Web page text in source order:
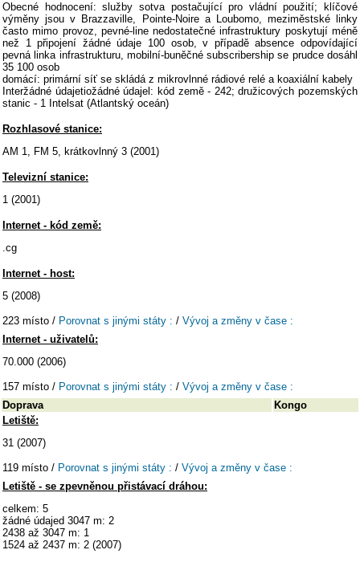
Obecné hodnocení: služby sotva postačující pro vládní použití; klíčové
výměny jsou v Brazzaville, Pointe-Noire a Loubomo, meziměstské linky
často mimo provoz, pevné-line nedostatečné infrastruktury poskytují méně
než 1 připojení žádné údaje 100 osob, v případě absence odpovídající
pevná linka infrastrukturu, mobilní-buněčné subscribership se prudce dosáhl
35 100 osob
domácí: primární síť se skládá z mikrovlnné rádiové relé a koaxiální kabely
Interžádné údajetiožádné údajel: kód země - 242; družicových pozemských
stanic - 1 Intelsat (Atlantský oceán)
Rozhlasové stanice:
AM 1, FM 5, krátkovlnný 3 (2001)
Televizní stanice:
1 (2001)
Internet - kód země:
.cg
Internet - host:
5 (2008)
223 místo / Porovnat s jinými státy : / Vývoj a změny v čase :
Internet - uživatelů:
70.000 (2006)
157 místo / Porovnat s jinými státy : / Vývoj a změny v čase :
Doprava
Kongo
Letiště:
31 (2007)
119 místo / Porovnat s jinými státy : / Vývoj a změny v čase :
Letiště - se zpevněnou přistávací dráhou:
celkem: 5
žádné údajed 3047 m: 2
2438 až 3047 m: 1
1524 až 2437 m: 2 (2007)